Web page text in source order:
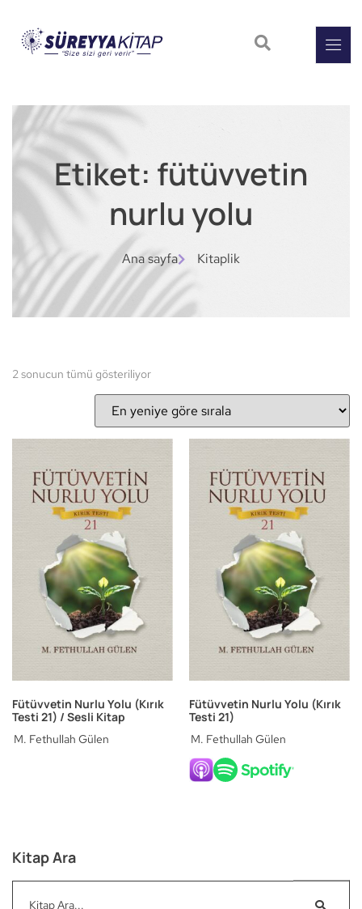
Etiket: fütüvvetin
nurlu yolu
Ana sayfa Kitaplik
Kitap Ara
2 sonucun tümü gösteriliyor
Fütüvvetin Nurlu Yolu (Kırık
Testi 21) / Sesli Kitap
M. Fethullah Gülen
Fütüvvetin Nurlu Yolu (Kırık
Testi 21)
M. Fethullah Gülen